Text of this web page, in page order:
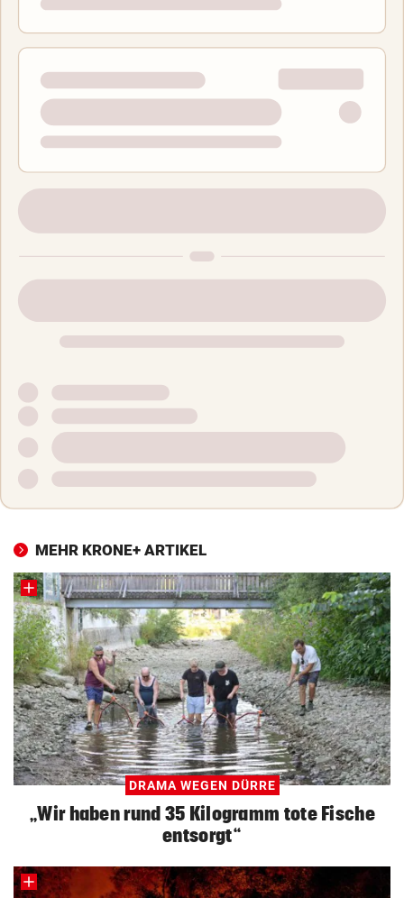
MEHR KRONE+ ARTIKEL
DRAMA WEGEN DÜRRE
„Wir haben rund 35 Kilogramm tote Fische
entsorgt“